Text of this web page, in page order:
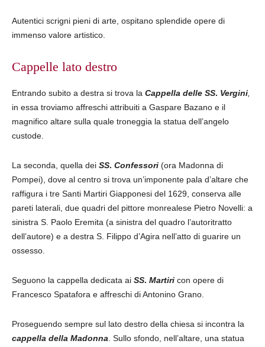
Autentici scrigni pieni di arte, ospitano splendide opere di
immenso valore artistico.
Cappelle lato destro
Entrando subito a destra si trova la Cappella delle SS. Vergini
in essa troviamo affreschi attribuiti a Gaspare Bazano e il
magnifico altare sulla quale troneggia la statua dell’angelo
custode.
La seconda, quella dei SS. Confessori (ora Madonna di
Pompei), dove al centro si trova un’imponente pala d’altare che
raffigura i tre Santi Martiri Giapponesi del 1629, conserva alle
pareti laterali, due quadri del pittore monrealese Pietro Novelli: a
sinistra S. Paolo Eremita (a sinistra del quadro l’autoritratto
dell’autore) e a destra S. Filippo d’Agira nell’atto di guarire un
ossesso.
Seguono la cappella dedicata ai SS. Martiri con opere di
Francesco Spatafora e affreschi di Antonino Grano.
Proseguendo sempre sul lato destro della chiesa si incontra la
cappella della Madonna . Sullo sfondo, nell’altare, una statua